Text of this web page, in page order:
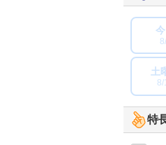
土
8/
特